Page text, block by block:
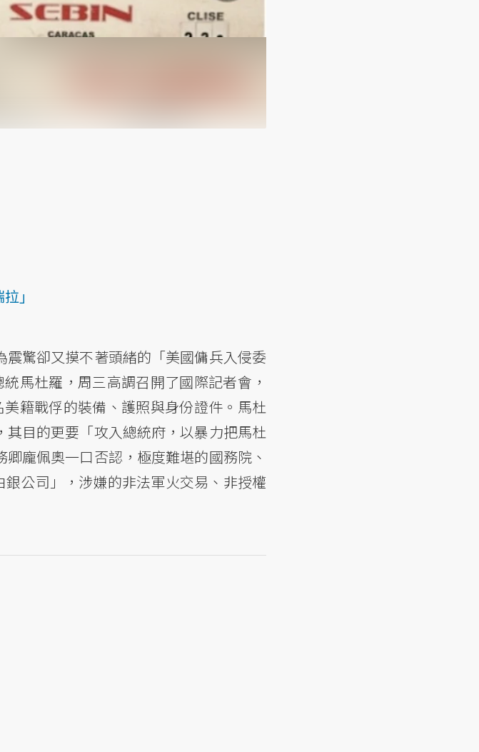
」
震驚卻又摸不著頭緒的「美國傭兵入侵委
馬杜羅，周三高調召開了國際記者會，
籍戰俘的裝備、護照與身份證件。馬杜
目的更要「攻入總統府，以暴力把馬杜
龐佩奧一口否認，極度難堪的國務院、
公司」，涉嫌的非法軍火交易、非授權